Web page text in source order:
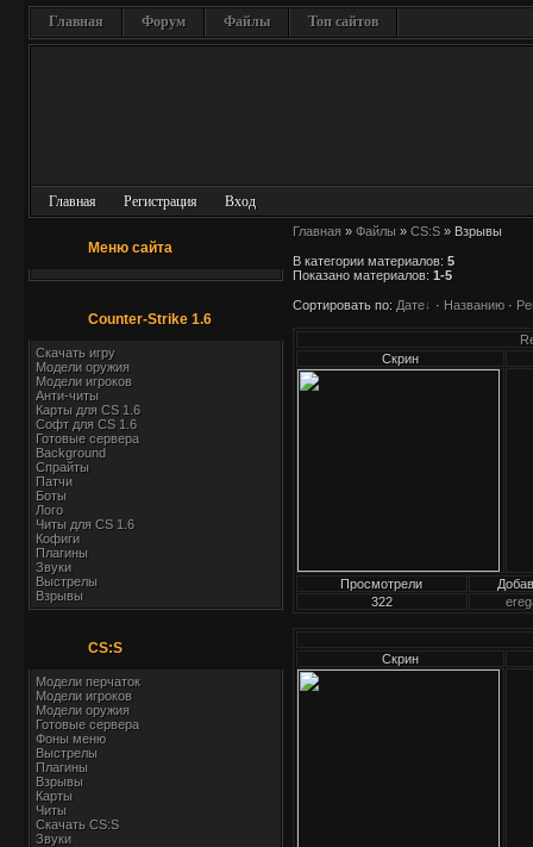
Главная Форум Файлы Топ сайтов
Главная Регистрация Вход
Меню сайта
Counter-Strike 1.6
Скачать игру
Модели оружия
Модели игроков
Анти-читы
Карты для СS 1.6
Софт для CS 1.6
Готовые сервера
Background
Спрайты
Патчи
Боты
Лого
Читы для CS 1.6
Кофиги
Плагины
Звуки
Выстрелы
Взрывы
CS:S
Модели перчаток
Модели игроков
Модели оружия
Готовые сервера
Фоны меню
Выстрелы
Плагины
Взрывы
Карты
Читы
Скачать CS:S
Звуки
Главная » Файлы » CS:S » Взрывы
В категории материалов: 5
Показано материалов: 1-5
Сортировать по: Дате · Названию ·
Скрин
Просмотрели
322
Скрин